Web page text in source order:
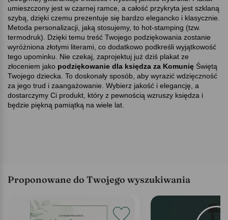
umieszczony jest w czarnej ramce, a całość przykryta jest szklaną
szybą, dzięki czemu prezentuje się bardzo elegancko i klasycznie.
Metoda personalizacji, jaką stosujemy, to hot-stamping (tzw.
termodruk). Dzięki temu treść Twojego podziękowania zostanie
wyróżniona złotymi literami, co dodatkowo podkreśli wyjątkowość
tego upominku. Nie czekaj, zaprojektuj już dziś plakat ze
złoceniem jako podziękowanie dla księdza za Komunię Świętą
Twojego dziecka. To doskonały sposób, aby wyrazić wdzięczność
za jego trud i zaangażowanie. Wybierz jakość i elegancję, a
dostarczymy Ci produkt, który z pewnością wzruszy księdza i
będzie piękną pamiątką na wiele lat.
Proponowane do Twojego wyszukiwania